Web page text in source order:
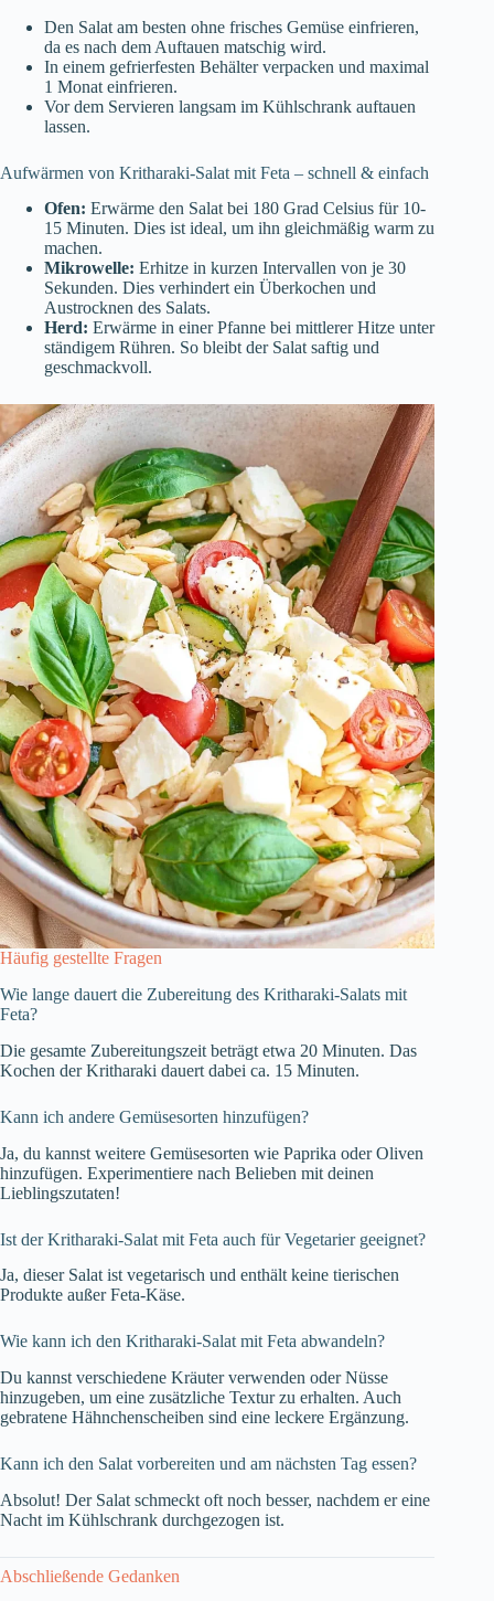
Den Salat am besten ohne frisches Gemüse einfrieren,
da es nach dem Auftauen matschig wird.
In einem gefrierfesten Behälter verpacken und maximal
1 Monat einfrieren.
Vor dem Servieren langsam im Kühlschrank auftauen
lassen.
Aufwärmen von Kritharaki-Salat mit Feta – schnell & einfach
Ofen: Erwärme den Salat bei 180 Grad Celsius für 10-
15 Minuten. Dies ist ideal, um ihn gleichmäßig warm zu
machen.
Mikrowelle: Erhitze in kurzen Intervallen von je 30
Sekunden. Dies verhindert ein Überkochen und
Austrocknen des Salats.
Herd: Erwärme in einer Pfanne bei mittlerer Hitze unter
ständigem Rühren. So bleibt der Salat saftig und
geschmackvoll.
Häufig gestellte Fragen
Wie lange dauert die Zubereitung des Kritharaki-Salats mit
Feta?
Die gesamte Zubereitungszeit beträgt etwa 20 Minuten. Das
Kochen der Kritharaki dauert dabei ca. 15 Minuten.
Kann ich andere Gemüsesorten hinzufügen?
Ja, du kannst weitere Gemüsesorten wie Paprika oder Oliven
hinzufügen. Experimentiere nach Belieben mit deinen
Lieblingszutaten!
Ist der Kritharaki-Salat mit Feta auch für Vegetarier geeignet?
Ja, dieser Salat ist vegetarisch und enthält keine tierischen
Produkte außer Feta-Käse.
Wie kann ich den Kritharaki-Salat mit Feta abwandeln?
Du kannst verschiedene Kräuter verwenden oder Nüsse
hinzugeben, um eine zusätzliche Textur zu erhalten. Auch
gebratene Hähnchenscheiben sind eine leckere Ergänzung.
Kann ich den Salat vorbereiten und am nächsten Tag essen?
Absolut! Der Salat schmeckt oft noch besser, nachdem er eine
Nacht im Kühlschrank durchgezogen ist.
Abschließende Gedanken